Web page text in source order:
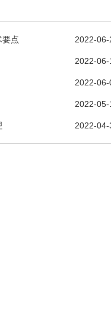
2022-06-
要点
2022-06-
2022-06-
2022-05-
2022-04-